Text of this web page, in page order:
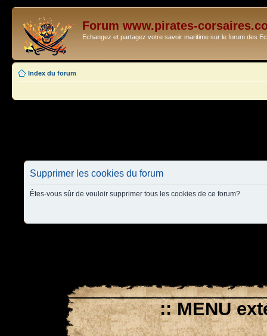
Forum www.pirates-
Echangez et partagez votre savoir maritime sur le forum des
Index du forum
Supprimer les cookies du forum
Êtes-vous sûr de vouloir supprimer tous les cookies de ce forum?
:: MENU